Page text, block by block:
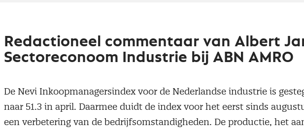
Redactioneel commentaar van Albert
Sectoreconoom Industrie bij ABN AMRO
De Nevi Inkoopmanagersindex voor de Nederlandse industrie is
naar 51.3 in april. Daarmee duidt de index voor het eerst sinds
een verbetering van de bedrijfsomstandigheden. De productie, het